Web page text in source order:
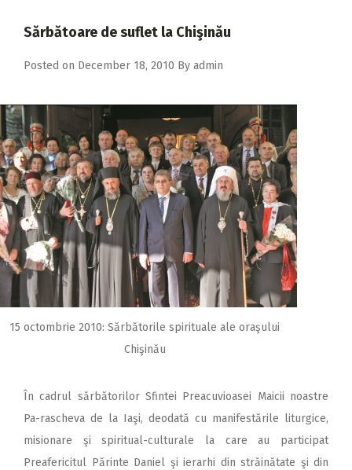
2017
2016
2014
2013
2012
2011
2010
2009
Sărbătoare de suflet la Chişinău
Posted on December 18, 2010 By admin
15 octombrie 2010: Sărbătorile spirituale ale oraşului
Chişinău
În cadrul sărbătorilor Sfintei Preacuvioasei Maicii noastre
Pa-rascheva de la Iaşi, deodată cu manifestările liturgice,
misionare şi spiritual-culturale la care au participat
Preafericitul Părinte Daniel şi ierarhi din străinătate şi din